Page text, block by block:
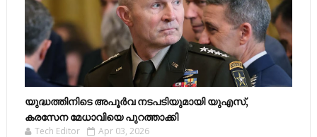
യുദ്ധത്തിനിടെ അപൂർവ നടപടിയുമായി യുഎസ്,
കരസേന മേധാവിയെ പുറത്താക്കി
Tech Editor Apr 03, 2026